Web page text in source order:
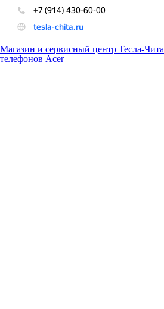
Магазин и сервисный центр Тесла-Чита
телефонов Acer